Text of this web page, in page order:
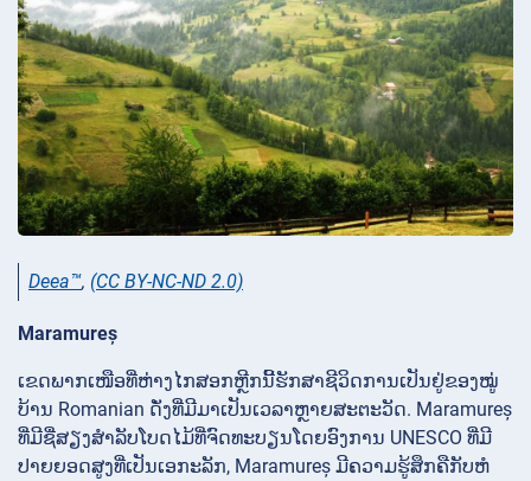
Deea™, (CC BY-NC-ND 2.0)
Maramureș
​ເຂດ​ພາກ​ເໜືອ​ທີ່​ຫ່າງ​ໄກ​ສອກຫຼີກ​ນີ້​ຮັກສາ​ຊີວິດ​ການ​ເປັນ​ຢູ່​ຂອງ​ໝູ່​
ບ້ານ Romanian ດັ່ງ​ທີ່​ມີ​ມາ​ເປັນ​ເວລາ​ຫຼາຍ​ສະຕະວັດ. Maramureș
ທີ່ມີຊື່ສຽງສໍາລັບໂບດໄມ້ທີ່ຈົດທະບຽນໂດຍອົງການ UNESCO ທີ່ມີ
ປາຍຍອດສູງທີ່ເປັນເອກະລັກ, Maramureș ມີຄວາມຮູ້ສຶກຄືກັບຫໍ